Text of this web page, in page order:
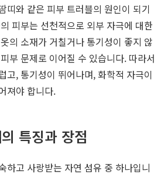
띠와 같은 피부 트러블의 원인이 되기
피부는 선천적으로 외부 자극에 대한
의 소재가 거칠거나 통기성이 좋지 않
부 문제로 이어질 수 있습니다. 따라서
고, 통기성이 뛰어나며, 화학적 자극이
져야 합니다.
특징과 장점
하고 사랑받는 자연 섬유 중 하나입니